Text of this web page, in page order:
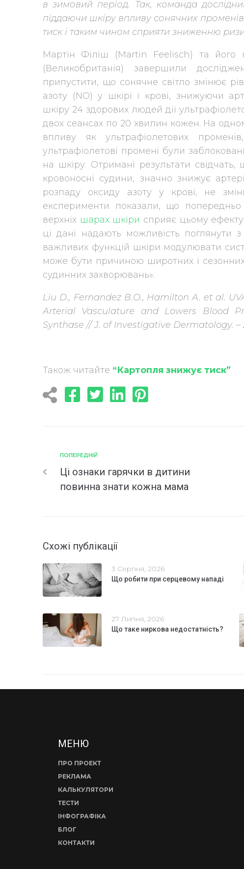
в зимовий період. Так, команда
піддаючи шкіру впливу сонячних
тиск і таким чином сприяти зниженню
Мартін Філіш (Martin Feelisch) та його
(Великобританія) завершили
припустити, що сонячне світло змінює
азоту (NO) у шкірі і крові, знижуючи
шкіру 24 здорових людей дії
двох сеансах по 20 хвилин кожен. На
впливу як ультрафіолетових
ультрафіолетові промені були
на шкіру. Отримані результати
кровоносні судини, значно знижує
розпаду оксиду азоту у крові, не
експерименти показали, що
верхніх шарах шкіри сприяє цьому
ці дані надають можливість поглянути
важливих функцій шкіри модулювати
може бути причиною широтних і сезонних
судинних захворювань».
Liu D., Fernandez B.O., Hamilton A. et al.
Arterial Vasculature and Lowers Blood
Synthase // J. of Investigative Dermatology. –
Також читайте “Картопля знижує тиск”
ПОПЕРЕДНІЙ
Ці ознаки гарячки в дитини
повинна знати кожна мама
Схожі публікації
3 Серпня, 2026
Що робити при серцевому нападі
27 Липня, 2026
Що таке ниркова недостатність?
МЕНЮ
ПРО ПРОЕКТ
РЕКЛАМА
КАЛЬКУЛЯТОРИ
ТЕСТИ
ІНФОГРАФІКА
БЛОГ
КОНТАКТИ